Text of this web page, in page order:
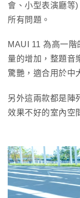
會、小型表演廳等
所有問題。
MAUI 11 為高一
量的增加，整題音
驚艷，適合用於中
另外這兩款都是陣
效果不好的室內空